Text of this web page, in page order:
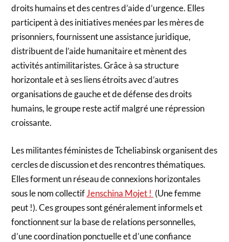
droits humains et des centres d’aide d’urgence. Elles
participent à des initiatives menées par les mères de
prisonniers, fournissent une assistance juridique,
distribuent de l’aide humanitaire et mènent des
activités antimilitaristes. Grâce à sa structure
horizontale et à ses liens étroits avec d’autres
organisations de gauche et de défense des droits
humains, le groupe reste actif malgré une répression
croissante.
Les militantes féministes de Tcheliabinsk organisent des
cercles de discussion et des rencontres thématiques.
Elles forment un réseau de connexions horizontales
sous le nom collectifJenschina Mojet ! (Une femme
peut !). Ces groupes sont généralement informels et
fonctionnent sur la base de relations personnelles,
d’une coordination ponctuelle et d’une confiance